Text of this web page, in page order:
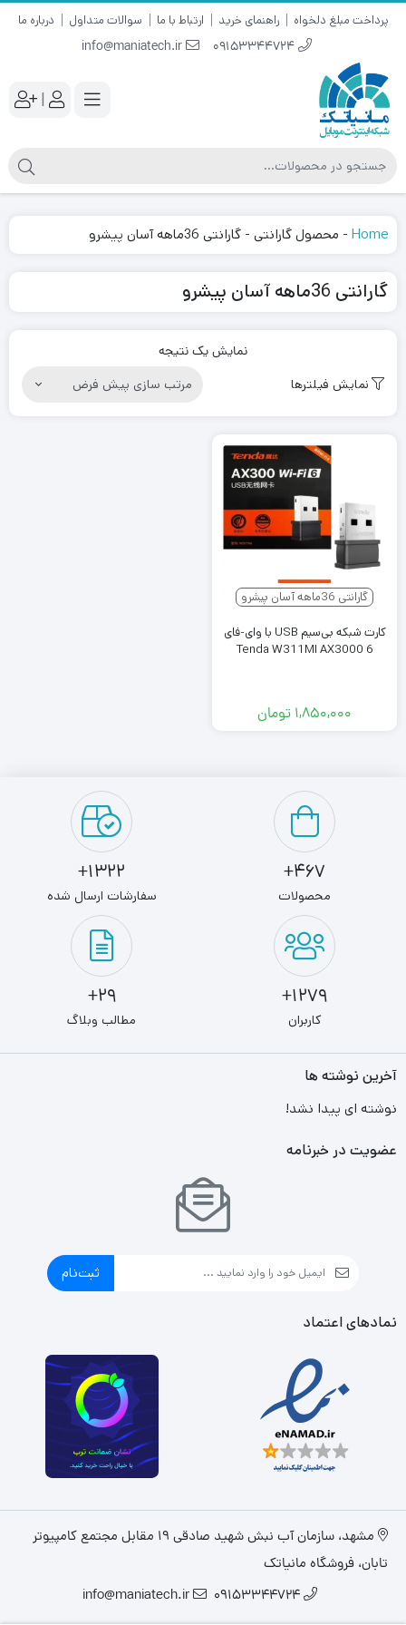
پرداخت مبلغ دلخواه راهنمای خرید ارتباط با ما سوالات متداول درباره ما
09153344724
info@maniatech.ir
|
Home
- محصول گارانتی - گارانتی 36ماهه آسان پیشرو
گارانتی 36ماهه آسان پیشرو
نمایش یک نتیجه
نمایش فیلترها
گارانتی 36ماهه آسان پیشرو
کارت شبکه بی‌سیم USB با وای-فای
6 Tenda W311MI AX3000
۱,۸۵۰,۰۰۰ تومان
467+
محصولات
1322+
سفارشات ارسال شده
1279+
کاربران
29+
مطالب وبلاگ
آخرین نوشته ها
نوشته ای پیدا نشد!
عضویت در خبرنامه
ثبت‌نام
نمادهای اعتماد
مشهد، سازمان آب نبش شهید صادقی 19 مقابل مجتمع کامپیوتر
تابان، فروشگاه مانیاتک
09153344724
info@maniatech.ir